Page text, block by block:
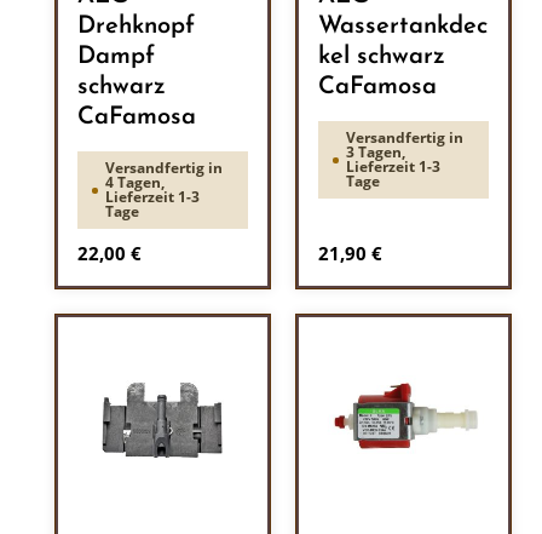
Drehknopf
Dampf
schwarz
CaFamosa
Versandfertig in
4 Tagen,
Lieferzeit 1-3
Tage
Regulärer Preis:
22,00 €
Wassertankdec
kel schwarz
CaFamosa
Versandfertig in
3 Tagen,
Lieferzeit 1-3
Tage
Regulärer Preis:
21,90 €